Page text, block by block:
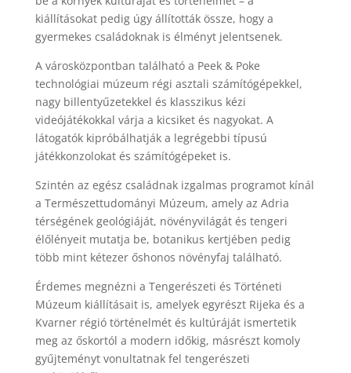
kiállításokat pedig úgy állították össze, hogy a
gyermekes családoknak is élményt jelentsenek.
A városközpontban található a Peek & Poke
technológiai múzeum régi asztali számítógépekkel,
nagy billentyűzetekkel és klasszikus kézi
videójátékokkal várja a kicsiket és nagyokat. A
látogatók kipróbálhatják a legrégebbi típusú
játékkonzolokat és számítógépeket is.
Szintén az egész családnak izgalmas programot kínál
a Természettudományi Múzeum, amely az Adria
térségének geológiáját, növényvilágát és tengeri
élőlényeit mutatja be, botanikus kertjében pedig
több mint kétezer őshonos növényfaj található.
Érdemes megnézni a Tengerészeti és Történeti
Múzeum kiállításait is, amelyek egyrészt Rijeka és a
Kvarner régió történelmét és kultúráját ismertetik
meg az őskortól a modern időkig, másrészt komoly
gyűjteményt vonultatnak fel tengerészeti